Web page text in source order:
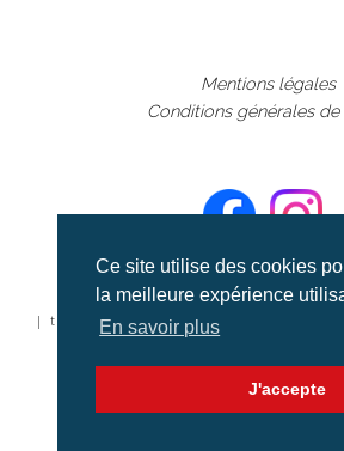
Ce site utilise des cookies
la meilleure expérience
En savoir plus
J'accepte
Mentions légales
Conditions générales de
©aerialcollection marque
| tous droits réservés |
aériennes et documentaires